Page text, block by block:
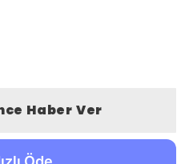
Haber Ver